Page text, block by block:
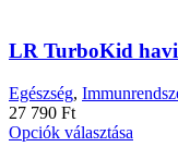
LR TurboKid havi
Egészség,
27 790 Ft
Opciók választása